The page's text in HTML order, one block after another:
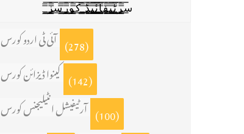
س̳̿͟͞ر̳̿͟͞ٹ̳̿͟͞ی̳̿͟͞ف̳̿͟͞ا̳̿͟͞ي̳̳̿ٔ̿͟͟͞͞ی̳̿͟͞ڈ̳̿͟͞ ̳̿͟͞ک̳̿͟͞و̳̿͟͞ر̳̿͟͞س̳̿͟͞ز̳̿͟͞
آئی ٹی اردو کورس (278)
کینوا ڈیزائن کورس (142)
آرٹیفیشل انٹیلیجنس کورس (100)